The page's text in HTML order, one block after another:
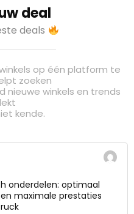
deal
deals
op één platform te
zoeken
nieuwe winkels en trends
kende.
onderdelen: optimaal
maximale prestaties